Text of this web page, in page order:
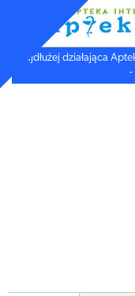
Najdłużej działająca
-